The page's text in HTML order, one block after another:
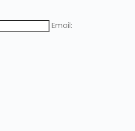
Email: